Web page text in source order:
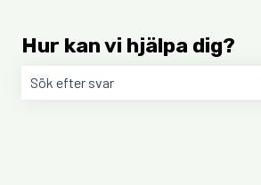
Hur kan vi hjälpa dig?